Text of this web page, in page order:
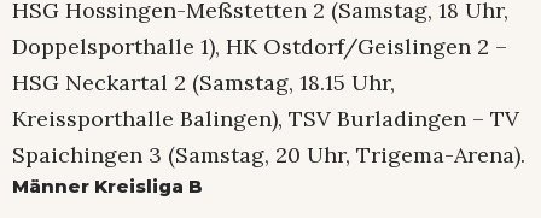
HSG Hossingen-Meßstetten 2 (Samstag, 18 Uhr,
Doppelsporthalle 1), HK Ostdorf/Geislingen 2 –
HSG Neckartal 2 (Samstag, 18.15 Uhr,
Kreissporthalle Balingen), TSV Burladingen – TV
Spaichingen 3 (Samstag, 20 Uhr, Trigema-Arena).
Männer Kreisliga B